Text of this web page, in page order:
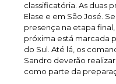
classificatória. As duas
Elase e em São José.
presença na etapa
próxima está marcada
do Sul. Até lá, os
Sandro deverão
como parte da